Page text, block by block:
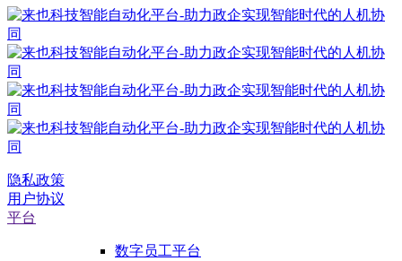
隐私政策
用户协议
平台
数字员工平台